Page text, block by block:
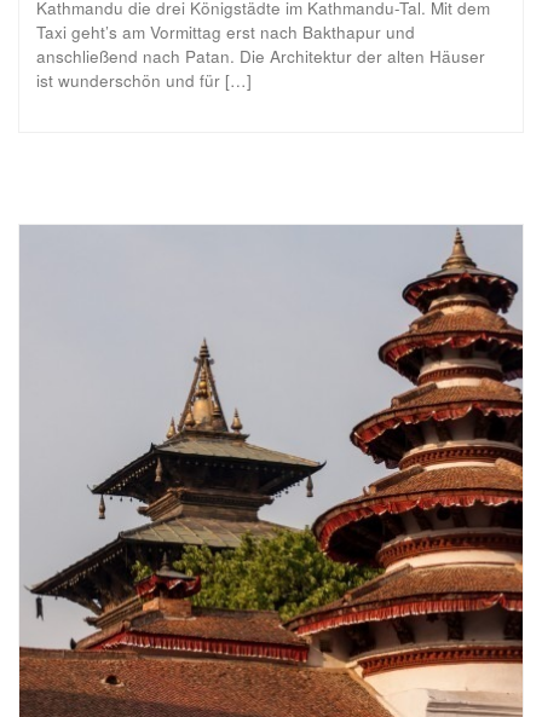
Kathmandu die drei Königstädte im Kathmandu-Tal. Mit dem
Taxi geht’s am Vormittag erst nach Bakthapur und
anschließend nach Patan. Die Architektur der alten Häuser
ist wunderschön und für […]